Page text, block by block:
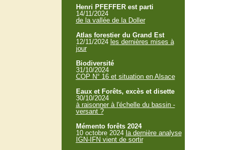
Henri PFEFFER est parti
14/11/2024
de la vallée de la Doller
Atlas forestier du Grand Est
12/11/2024 les dernières mises à
jour
Biodiversité
31/10/2024
COP N° 16 et situation en Alsace
Eaux et Forêts, excès et disette
30/10/2024
à raisonner à l'échelle du bassin -
versant ?
Mémento forêts 2024
10 octobre 2024 la dernière analyse
IGN-IFN vient de sortir